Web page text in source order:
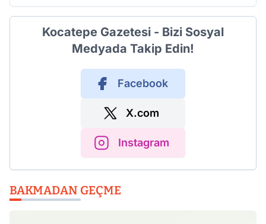
Kocatepe Gazetesi - Bizi Sosyal
Medyada Takip Edin!
Facebook
X.com
Instagram
BAKMADAN GEÇME